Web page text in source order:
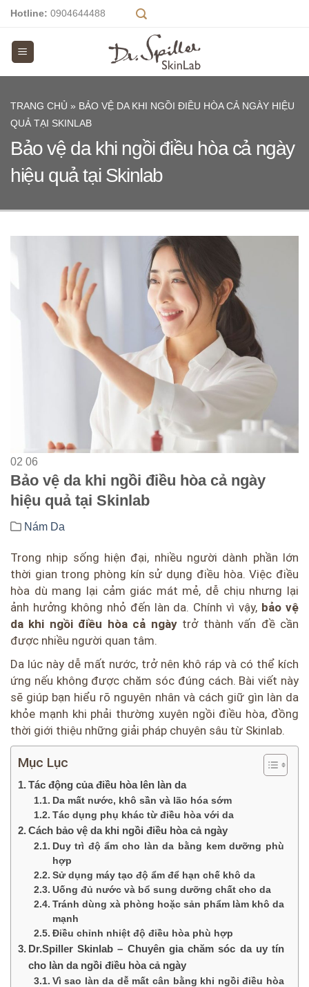
Skip
content
Hotline: 0904644488
TRANG CHỦ » BẢO VỆ DA KHI NGỒI ĐIỀU HÒA CẢ NGÀY HIỆU
QUẢ TẠI SKINLAB
Bảo vệ da khi ngồi điều hòa cả ngày
hiệu quả tại Skinlab
02 06
Bảo vệ da khi ngồi điều hòa cả ngày
hiệu quả tại Skinlab
Nám Da
Trong nhịp sống hiện đại, nhiều người dành phần lớn
thời gian trong phòng kín sử dụng điều hòa. Việc điều
hòa dù mang lại cảm giác mát mẻ, dễ chịu nhưng lại
ảnh hưởng không nhỏ đến làn da. Chính vì vậy, bảo vệ
da khi ngồi điều hòa cả ngàytrở thành vấn đề cần
được nhiều người quan tâm.
Da lúc này dễ mất nước, trở nên khô ráp và có thể kích
ứng nếu không được chăm sóc đúng cách. Bài viết này
sẽ giúp bạn hiểu rõ nguyên nhân và cách giữ gìn làn da
khỏe mạnh khi phải thường xuyên ngồi điều hòa, đồng
thời giới thiệu những giải pháp chuyên sâu từ Skinlab.
Mục Lục
Tác động của điều hòa lên làn da
Da mất nước, khô sần và lão hóa sớm
Tác dụng phụ khác từ điều hòa với da
Cách bảo vệ da khi ngồi điều hòa cả ngày
Duy trì độ ẩm cho làn da bằng kem dưỡng phù
hợp
Sử dụng máy tạo độ ẩm để hạn chế khô da
Uống đủ nước và bổ sung dưỡng chất cho da
Tránh dùng xà phòng hoặc sản phẩm làm khô da
mạnh
Điều chỉnh nhiệt độ điều hòa phù hợp
Dr.Spiller Skinlab – Chuyên gia chăm sóc da uy tín
cho làn da ngồi điều hòa cả ngày
Vì sao làn da dễ mất cân bằng khi ngồi điều hòa